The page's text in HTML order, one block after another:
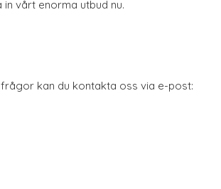
in vårt enorma utbud nu.
kan du kontakta oss via e-post: